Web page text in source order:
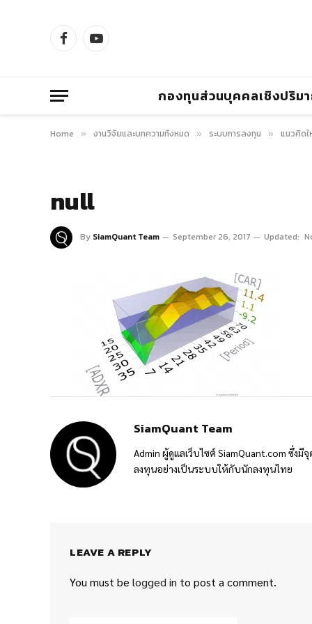
FacebookYouTube
กองทุนส่วนบุคคลเชิงปริม
Home » งานวิจัยและบทความทั้งหมด » ระบบการลงทุน » แนวคิดใ
null
By SiamQuant Team September 26, 2017 Updated:
SiamQuant Team
Admin ผู้ดูแลเว็บไซต์ SiamQuant.com ซึ่ง
ลงทุนอย่างเป็นระบบให้กับนักลงทุนไทย
LEAVE A REPLY
You must be logged in to post a comment.